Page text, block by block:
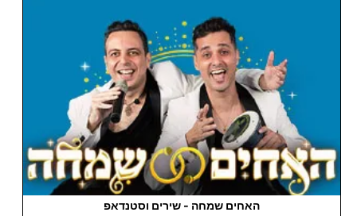
האחים שמחה - שירים וסטנדאפ